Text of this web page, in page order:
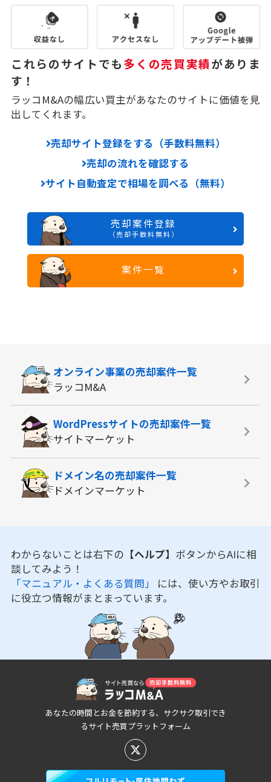
これらのサイトでも多くの売買実績がありま
す！
ラッコM&Aの幅広い買主があなたのサイトに価値を見
出してくれます。
売却サイト登録をする（手数料無料）
売却の流れを確認する
サイト自動査定で相場を調べる（無料）
売却案件登録
（売却手数料無料）
案件一覧
オンライン事業の売却案件一覧
ラッコM&A
WordPressサイトの売却案件一覧
サイトマーケット
ドメイン名の売却案件一覧
ドメインマーケット
わからないことは右下の 【ヘルプ】 ボタンからAIに相
談してみよう！
「マニュアル・よくある質問」 には、使い方やお取引
に役立つ情報がまとまっています。
あなたの時間とお金を節約する、サクサク取引でき
るサイト売買プラットフォーム